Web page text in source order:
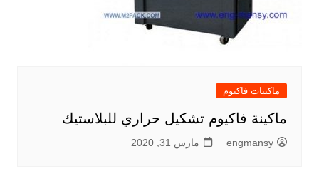
ماكينات فاكيوم
ماكينة فاكيوم تشكيل حراري للبلاستيك
engmansy مارس 31, 2020